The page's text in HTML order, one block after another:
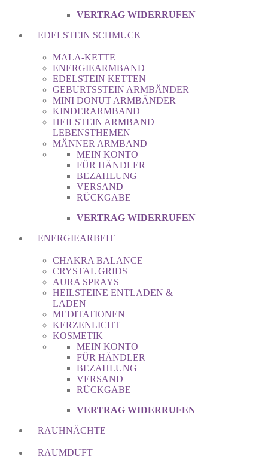
VERTRAG WIDERRUFEN
EDELSTEIN SCHMUCK
MALA-KETTE
ENERGIEARMBAND
EDELSTEIN KETTEN
GEBURTSSTEIN ARMBÄNDER
MINI DONUT ARMBÄNDER
KINDERARMBAND
HEILSTEIN ARMBAND –
LEBENSTHEMEN
MÄNNER ARMBAND
MEIN KONTO
FÜR HÄNDLER
BEZAHLUNG
VERSAND
RÜCKGABE
VERTRAG WIDERRUFEN
ENERGIEARBEIT
CHAKRA BALANCE
CRYSTAL GRIDS
AURA SPRAYS
HEILSTEINE ENTLADEN &
LADEN
MEDITATIONEN
KERZENLICHT
KOSMETIK
MEIN KONTO
FÜR HÄNDLER
BEZAHLUNG
VERSAND
RÜCKGABE
VERTRAG WIDERRUFEN
RAUHNÄCHTE
RAUMDUFT